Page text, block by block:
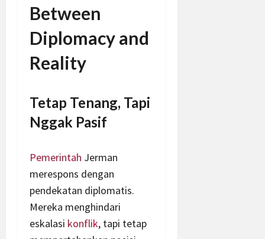
Between
Diplomacy and
Reality
Tetap Tenang, Tapi
Nggak Pasif
Pemerintah Jerman
merespons dengan
pendekatan diplomatis.
Mereka menghindari
eskalasi konflik, tapi tetap